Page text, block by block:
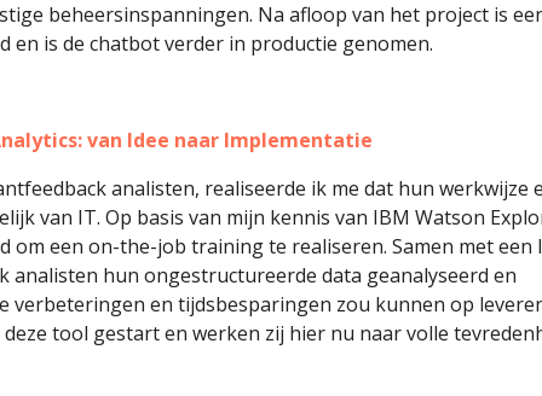
beheersinspanningen. Na afloop van het project is
en is de chatbot verder in productie genomen.
van Idee naar Implementatie
analisten, realiseerde ik me dat hun werkwijze
van IT. Op basis van mijn kennis van IBM Watson
om een on-the-job training te realiseren. Samen met een
analisten hun ongestructureerde data geanalyseerd en
verbeteringen en tijdsbesparingen zou kunnen op
tool gestart en werken zij hier nu naar volle